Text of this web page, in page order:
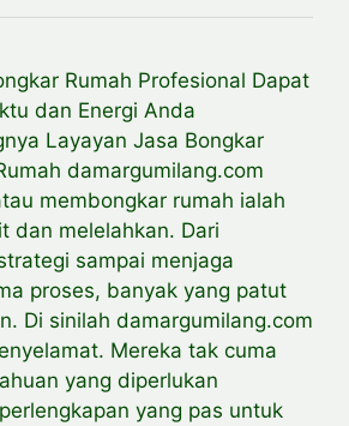
Rumah Profesional Dapat
dan Energi Anda
Layayan Jasa Bongkar
damargumilang.com
membongkar rumah ialah
dan melelahkan. Dari
sampai menjaga
proses, banyak yang patut
Di sinilah damargumilang.com
Mereka tak cuma
yang diperlukan
yang pas untuk